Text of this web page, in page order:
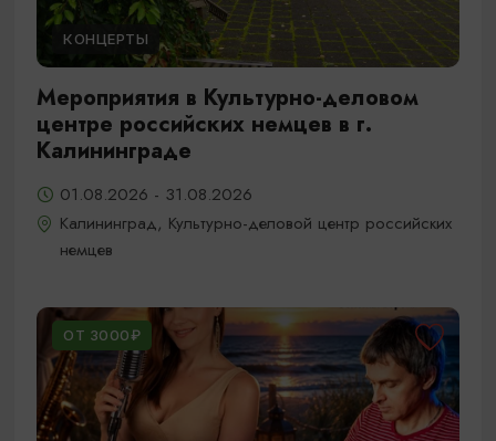
КОНЦЕРТЫ
Мероприятия в Культурно-деловом
центре российских немцев в г.
Калининграде
01.08.2026 - 31.08.2026
Калининград, Культурно-деловой центр российских
немцев
ОТ 3000₽